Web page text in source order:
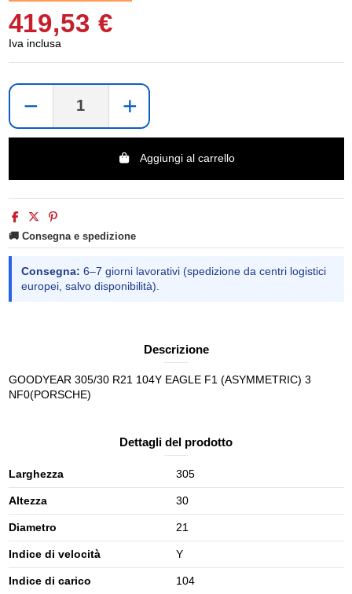
419,53 €
Iva inclusa
− +
Aggiungi al carrello
🚚 Consegna e spedizione
Consegna: 6–7 giorni lavorativi (spedizione da centri logistici
europei, salvo disponibilità).
Descrizione
GOODYEAR 305/30 R21 104Y EAGLE F1 (ASYMMETRIC) 3
NF0(PORSCHE)
Dettagli del prodotto
Larghezza 305
Altezza 30
Diametro 21
Indice di velocità Y
Indice di carico 104